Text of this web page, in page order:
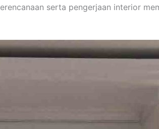
serta pengerjaan interior